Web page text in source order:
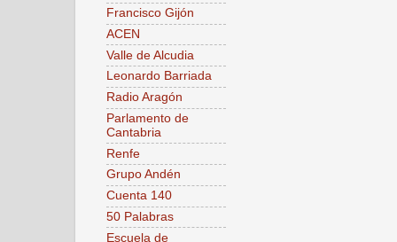
Francisco Gijón
ACEN
Valle de Alcudia
Leonardo Barriada
Radio Aragón
Parlamento de
Cantabria
Renfe
Grupo Andén
Cuenta 140
50 Palabras
Escuela de